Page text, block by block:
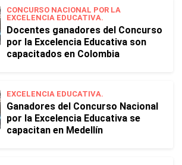
CONCURSO NACIONAL POR LA
EXCELENCIA EDUCATIVA.
Docentes ganadores del Concurso
por la Excelencia Educativa son
capacitados en Colombia
EXCELENCIA EDUCATIVA.
Ganadores del Concurso Nacional
por la Excelencia Educativa se
capacitan en Medellín